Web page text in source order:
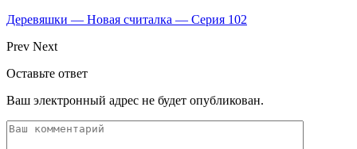
Деревяшки — Новая считалка — Серия 102
Prev Next
Оставьте ответ
Ваш электронный адрес не будет опубликован.